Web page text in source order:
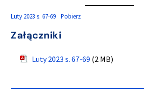
Luty 2023 s. 67-69 Pobierz
Załączniki
Luty 2023 s. 67-69 (2 MB)